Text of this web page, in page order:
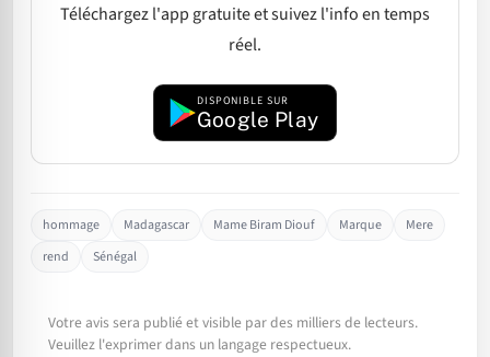
Téléchargez l'app gratuite et suivez l'info en temps
réel.
DISPONIBLE SUR
Google Play
hommage Madagascar Mame Biram Diouf Marque
Mere
rend
Sénégal
Votre avis sera publié et visible par des milliers de lecteurs.
Veuillez l'exprimer dans un langage respectueux.